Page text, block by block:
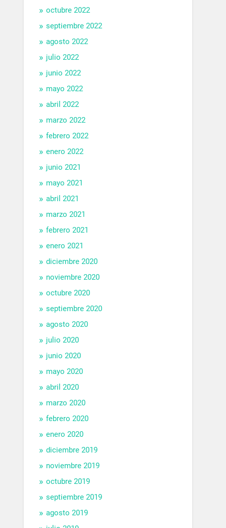
octubre 2022
septiembre 2022
agosto 2022
julio 2022
junio 2022
mayo 2022
abril 2022
marzo 2022
febrero 2022
enero 2022
junio 2021
mayo 2021
abril 2021
marzo 2021
febrero 2021
enero 2021
diciembre 2020
noviembre 2020
octubre 2020
septiembre 2020
agosto 2020
julio 2020
junio 2020
mayo 2020
abril 2020
marzo 2020
febrero 2020
enero 2020
diciembre 2019
noviembre 2019
octubre 2019
septiembre 2019
agosto 2019